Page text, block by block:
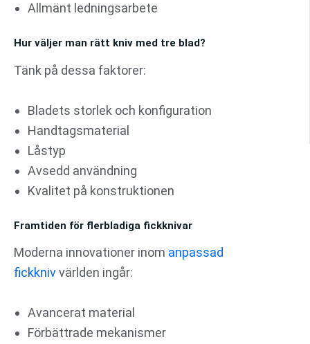
Allmänt ledningsarbete
Hur väljer man rätt kniv med tre blad?
Tänk på dessa faktorer:
Bladets storlek och konfiguration
Handtagsmaterial
Låstyp
Avsedd användning
Kvalitet på konstruktionen
Framtiden för flerbladiga fickknivar
Moderna innovationer inom anpassad
fickknivvärlden ingår:
Avancerat material
Förbättrade mekanismer